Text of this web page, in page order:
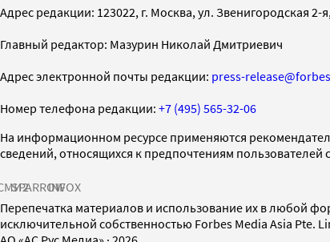
Адрес редакции: 123022, г. Москва, ул. Звенигородская 2-
Главный редактор: Мазурин Николай Дмитриевич
Адрес электронной почты редакции: press-
Номер телефона редакции: +7 (495) 565-32-06
На информационном ресурсе применяются
сведений, относящихся к предпочтениям
SPARROWINFOX
Перепечатка материалов и использование их в любой
исключительной собственностью Forbes Media Asia Pte.